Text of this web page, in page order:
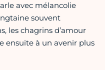
avec mélancolie
souvent
les chagrins d’amour
ensuite à un avenir plus